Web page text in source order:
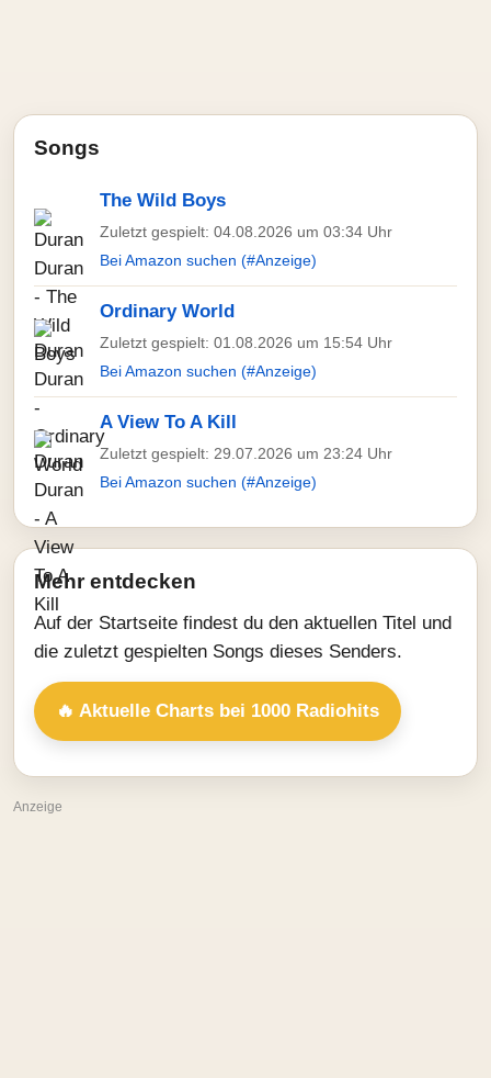
Songs
The Wild Boys
Zuletzt gespielt: 04.08.2026 um 03:34 Uhr
Bei Amazon suchen (#Anzeige)
Ordinary World
Zuletzt gespielt: 01.08.2026 um 15:54 Uhr
Bei Amazon suchen (#Anzeige)
A View To A Kill
Zuletzt gespielt: 29.07.2026 um 23:24 Uhr
Bei Amazon suchen (#Anzeige)
Mehr entdecken
Auf der Startseite findest du den aktuellen Titel und
die zuletzt gespielten Songs dieses Senders.
🔥 Aktuelle Charts bei 1000 Radiohits
Anzeige